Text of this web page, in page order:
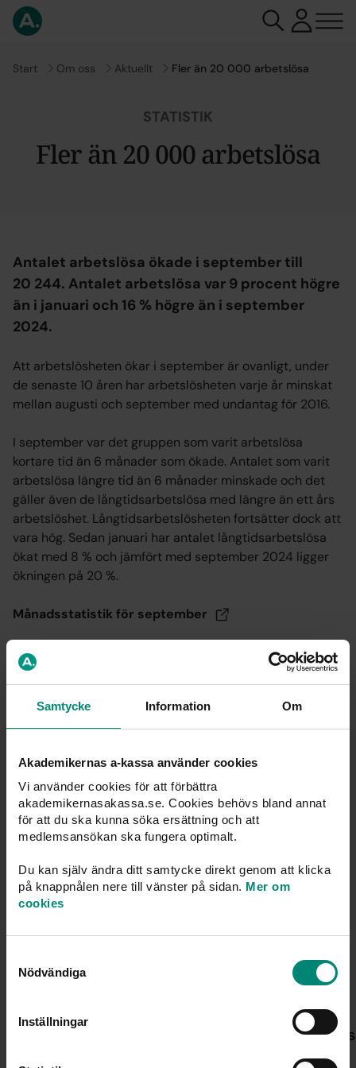
Samtycke Information Om
Akademikernas a-kassa använder cookies
Vi använder cookies för att förbättra
akademikernasakassa.se. Cookies behövs bland annat
för att du ska kunna söka ersättning och att
medlemsansökan ska fungera optimalt.
Du kan själv ändra ditt samtycke direkt genom att klicka
på knappnålen nere till vänster på sidan. Mer om
cookies
Nödvändiga
Inställningar
Gå till
Start Gå till
Om oss Gå till
Aktuellt Fler än 20 000 arbetslösa
STATISTIK
Fler än 20 000 arbetslösa
Antalet arbetslösa ökade i september till
20 244. Antalet arbetslösa var 9 procent högre
än i januari och 16 % högre än i september
2024.
Att arbetslösheten ökar i september är ovanligt, under
de senaste 10 åren har arbetslösheten varje år minskat
mellan augusti och september med undantag för 2016.
I september var det gruppen som varit arbetslösa
kortare tid än 6 månader som ökade. Antalet som varit
arbetslösa längre tid än 6 månader minskade och det
gäller även de långtidsarbetslösa med längre än ett års
arbetslöshet. Långtidsarbetslösheten fortsätter dock att
vara hög. Sedan januari har antalet långtidsarbetslösa
ökat med 8 % och jämfört med september 2024 ligger
ökningen på 20 %.
Månadsstatistik för september
Publicerad: 21 okt. 2025
Du kanske också är intresserad av
PRESSMEDDELANDEN